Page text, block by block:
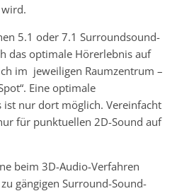
5.1 oder 7.1 Surroundsound-
das optimale Hörerlebnis auf
im jeweiligen Raumzentrum –
Eine optimale
ist nur dort möglich. Vereinfacht
für punktuellen 2D-Sound auf
beim 3D-Audio-Verfahren
gängigen Surround-Sound-